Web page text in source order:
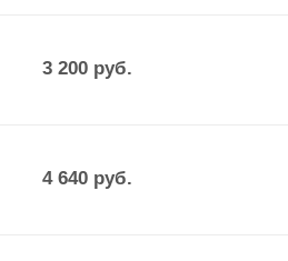
3 200руб.
4 640руб.